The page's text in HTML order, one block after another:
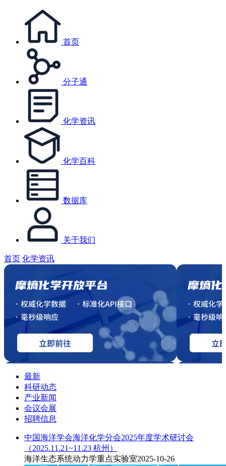
首页
分子通
化学资讯
化学百科
数据库
关于我们
首页 化学资讯
最新
科研动态
产业新闻
会议会展
招聘信息
中国海洋学会海洋化学分会2025年度学术研讨会
（2025.11.21~11.23 杭州）
海洋生态系统动力学重点实验室2025-10-26